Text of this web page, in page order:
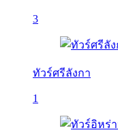
3
ทัวร์ศรีลังกา
1